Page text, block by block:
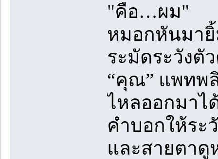
"คือ…ผม"
หมอกหันมายิ้
ระมัดระวังตั
“คุณ” แพทพ
ไหลออกมาไ
คำบอกให้ระ
และสายตาดู